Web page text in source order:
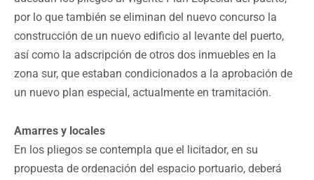
por lo que también se eliminan del nuevo concurso la
construcción de un nuevo edificio al levante del puerto,
así como la adscripción de otros dos inmuebles en la
zona sur, que estaban condicionados a la aprobación de
un nuevo plan especial, actualmente en tramitación.
Amarres y locales
En los pliegos se contempla que el licitador, en su
propuesta de ordenación del espacio portuario, deberá